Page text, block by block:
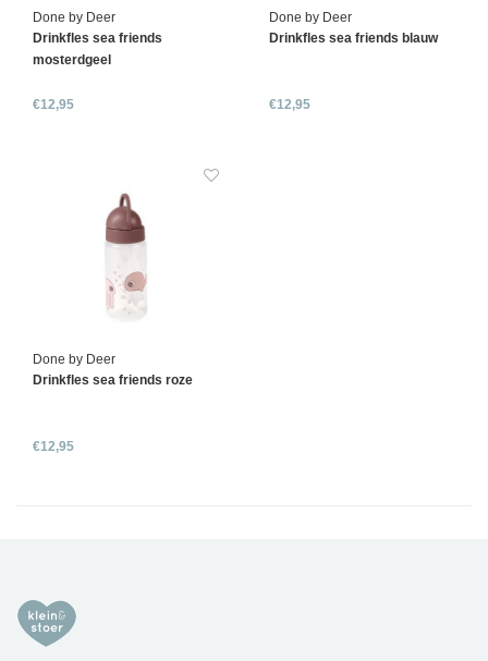
Done by Deer
Drinkfles sea friends
mosterdgeel
€12,95
Done by Deer
Drinkfles sea friends blauw
€12,95
Done by Deer
Drinkfles sea friends roze
€12,95